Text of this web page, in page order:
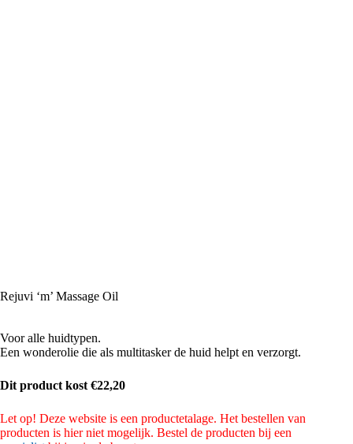
Rejuvi ‘m’ Massage Oil
Voor alle huidtypen.
Een wonderolie die als multitasker de huid helpt en verzorgt.
Dit product kost €22,20
Let op! Deze website is een productetalage. Het bestellen van
producten is hier niet mogelijk. Bestel de producten bij een